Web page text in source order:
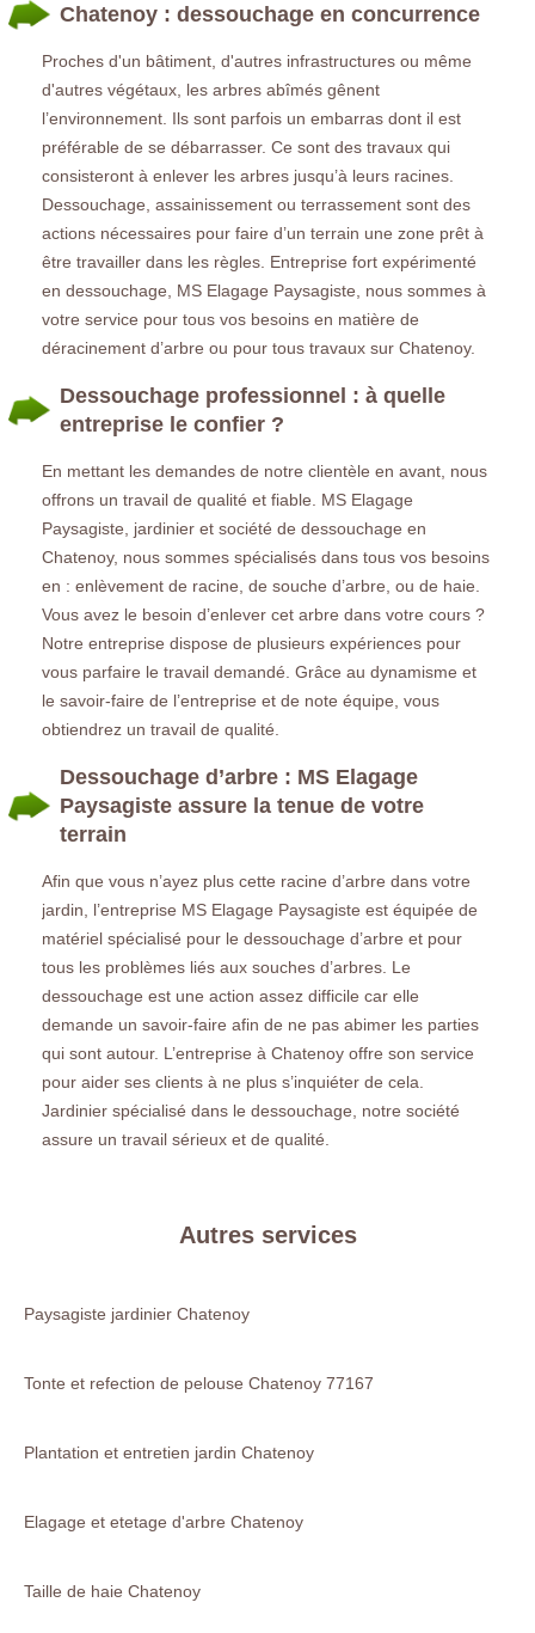
Chatenoy : dessouchage en concurrence
Proches d'un bâtiment, d'autres infrastructures ou même
d'autres végétaux, les arbres abîmés gênent
l’environnement. Ils sont parfois un embarras dont il est
préférable de se débarrasser. Ce sont des travaux qui
consisteront à enlever les arbres jusqu’à leurs racines.
Dessouchage, assainissement ou terrassement sont des
actions nécessaires pour faire d’un terrain une zone prêt à
être travailler dans les règles. Entreprise fort expérimenté
en dessouchage, MS Elagage Paysagiste, nous sommes à
votre service pour tous vos besoins en matière de
déracinement d’arbre ou pour tous travaux sur Chatenoy.
Dessouchage professionnel : à quelle
entreprise le confier ?
En mettant les demandes de notre clientèle en avant, nous
offrons un travail de qualité et fiable. MS Elagage
Paysagiste, jardinier et société de dessouchage en
Chatenoy, nous sommes spécialisés dans tous vos besoins
en : enlèvement de racine, de souche d’arbre, ou de haie.
Vous avez le besoin d’enlever cet arbre dans votre cours ?
Notre entreprise dispose de plusieurs expériences pour
vous parfaire le travail demandé. Grâce au dynamisme et
le savoir-faire de l’entreprise et de note équipe, vous
obtiendrez un travail de qualité.
Dessouchage d’arbre : MS Elagage
Paysagiste assure la tenue de votre
terrain
Afin que vous n’ayez plus cette racine d’arbre dans votre
jardin, l’entreprise MS Elagage Paysagiste est équipée de
matériel spécialisé pour le dessouchage d’arbre et pour
tous les problèmes liés aux souches d’arbres. Le
dessouchage est une action assez difficile car elle
demande un savoir-faire afin de ne pas abimer les parties
qui sont autour. L’entreprise à Chatenoy offre son service
pour aider ses clients à ne plus s’inquiéter de cela.
Jardinier spécialisé dans le dessouchage, notre société
assure un travail sérieux et de qualité.
Autres services
Paysagiste jardinier Chatenoy
Tonte et refection de pelouse Chatenoy 77167
Plantation et entretien jardin Chatenoy
Elagage et etetage d'arbre Chatenoy
Taille de haie Chatenoy